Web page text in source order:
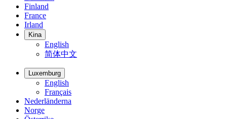
Finland
France
Irland
Kina
English
简体中文
Luxemburg
English
Français
Nederländerna
Norge